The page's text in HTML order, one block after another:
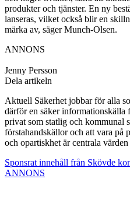
produkter och tjänster. En ny
lanseras, vilket också blir en
märka av, säger Munch-Olsen.
ANNONS
Jenny Persson
Dela artikeln
Aktuell Säkerhet jobbar för alla
därför en säker informationskälla
privat som statlig och kommunal
förstahandskällor och att vara på
och opartiskhet är centrala
Sponsrat innehåll från Skövde
ANNONS